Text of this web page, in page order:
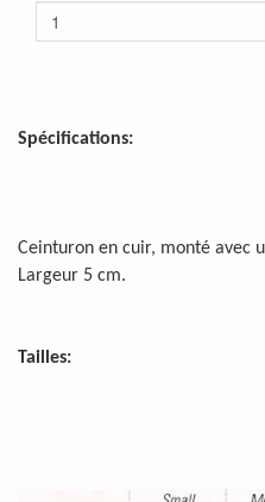
Spécifications:
Ceinturon en cuir, monté avec
Largeur 5 cm.
Tailles: